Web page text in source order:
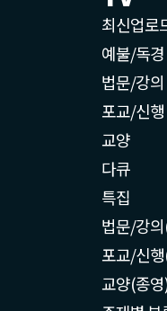
최신업로
예불/독경
법문/강의
포교/신행
교양
다큐
특집
법문/강
포교/신
교양(종